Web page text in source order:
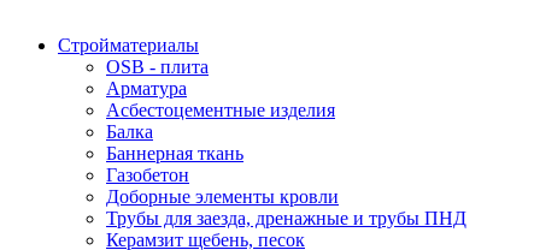
Стройматериалы
OSB - плита
Арматура
Асбестоцементные изделия
Балка
Баннерная ткань
Газобетон
Доборные элементы кровли
Трубы для заезда, дренажные и трубы ПНД
Керамзит щебень, песок